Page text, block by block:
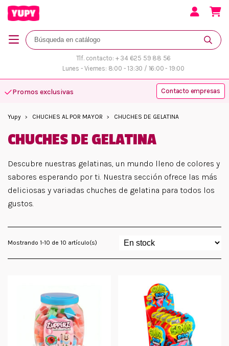
Tlf. contacto: + 34 625 59 88 56
Lunes - Viernes: 8:00 - 13:30 / 16:00 - 19:00
Promos exclusivas
Atención personalizada Contacto empresas
Yupy CHUCHES AL POR MAYOR CHUCHES DE GELATINA
CHUCHES DE GELATINA
Descubre nuestras gelatinas, un mundo lleno de colores y
sabores esperando por ti. Nuestra sección ofrece las más
deliciosas y variadas chuches de gelatina para todos los
gustos.
Mostrando 1-10 de 10 artículo(s)